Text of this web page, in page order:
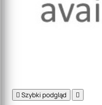
 Szybki podgląd 